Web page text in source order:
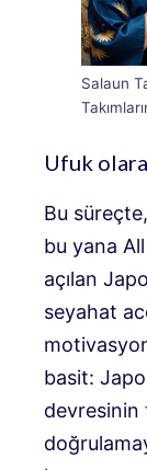
Salaun
Ufuk
Bu
bu yana
açılan
seyahat
basit:
devresinin